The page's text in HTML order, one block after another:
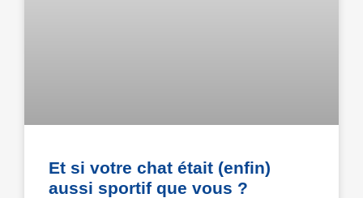
Et si votre chat était (enfin)
aussi sportif que vous ?